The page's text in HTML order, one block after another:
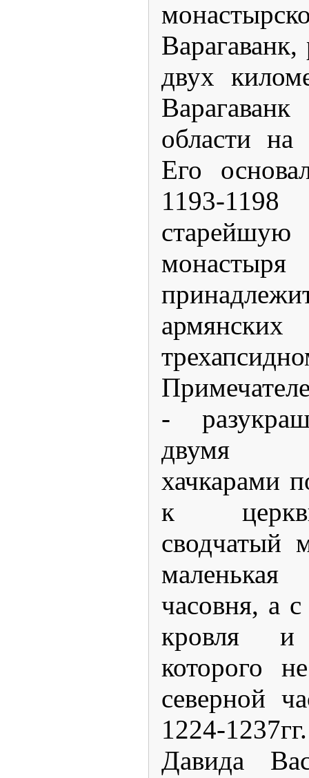
двух
области на
Его
1193-
монастыря
-
двумя
хачкарами
к
сводчатый
часовня, а
кровля
которого
северной
1224-
Давида